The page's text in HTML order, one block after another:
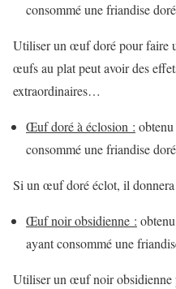
consommé une friandise
Utiliser un œuf doré pour faire
œufs au plat peut avoir des
extraordinaires…
Œuf doré à éclosion :
consommé une friandise
Si un œuf doré éclot, il donnera
Œuf noir obsidienne :
ayant consommé une
Utiliser un œuf noir obsidienne